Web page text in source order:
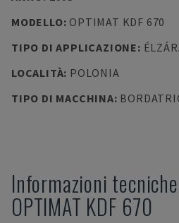
MODELLO: OPTIMAT KDF 670
TIPO DI APPLICAZIONE:
LOCALITÀ: POLONIA
TIPO DI MACCHINA:
Informazioni tecniche
OPTIMAT KDF 670